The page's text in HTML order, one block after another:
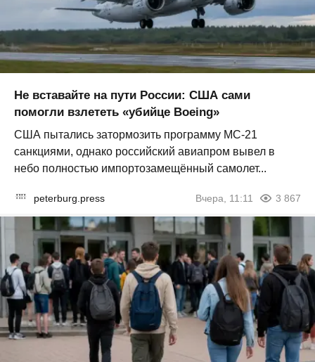
Не вставайте на пути России: США сами
помогли взлететь «убийце Boeing»
США пытались затормозить программу МС-21
санкциями, однако российский авиапром вывел в
небо полностью импортозамещённый самолет...
peterburg.press Вчера, 11:11 3 867